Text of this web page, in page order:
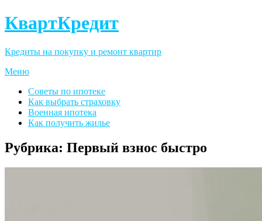
КвартКредит
Кредиты на покупку и ремонт квартир
Меню
Советы по ипотеке
Как выбрать страховку
Военная ипотека
Как получить жилье
Рубрика: Первый взнос быстро